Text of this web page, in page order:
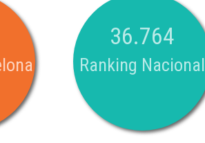
36.764
Ranking Nacional